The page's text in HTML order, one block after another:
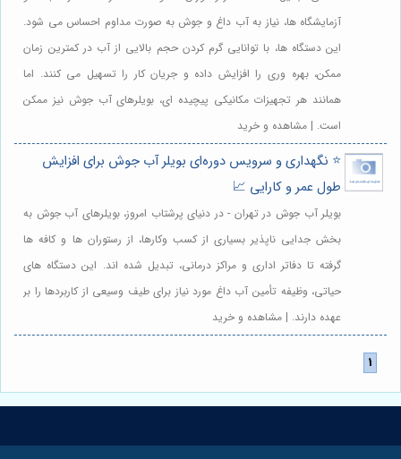
آزمایشگاه ها، نیاز به آب داغ و جوش به صورت مداوم احساس می شود.
این دستگاه ها، با توانایی گرم کردن حجم بالایی از آب در کمترین زمان
ممکن، بهره وری را افزایش داده و جریان کار را تسهیل می کنند. اما
همانند هر تجهیزات مکانیکی پیچیده ای، بویلرهای آب جوش نیز ممکن
است. | مشاهده و خرید
⭐️ نگهداری و سرویس دوره‌ای بویلر آب جوش برای افزایش
طول عمر و کارایی 📈
بویلر آب جوش در تهران - در دنیای پرشتاب امروز، بویلرهای آب جوش به
بخش جدایی ناپذیر بسیاری از کسب وکارها، از رستوران ها و کافه ها
گرفته تا دفاتر اداری و مراکز درمانی، تبدیل شده اند. این دستگاه های
حیاتی، وظیفه تأمین آب داغ مورد نیاز برای طیف وسیعی از کاربردها را بر
عهده دارند. | مشاهده و خرید